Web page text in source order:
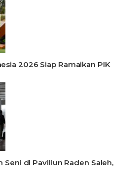
2026 Siap Ramaikan PIK
Seni di Paviliun Raden Saleh,